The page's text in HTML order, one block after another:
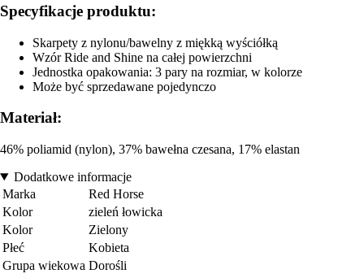
Specyfikacje produktu:
Skarpety z nylonu/bawelny z miękką wyściółką
Wzór Ride and Shine na całej powierzchni
Jednostka opakowania: 3 pary na rozmiar, w kolorze
Może być sprzedawane pojedynczo
Materiał:
46% poliamid (nylon), 37% bawełna czesana, 17% elastan
Dodatkowe informacje
Marka
Red Horse
Kolor
zieleń łowicka
Kolor
Zielony
Płeć
Kobieta
Grupa wiekowa Dorośli